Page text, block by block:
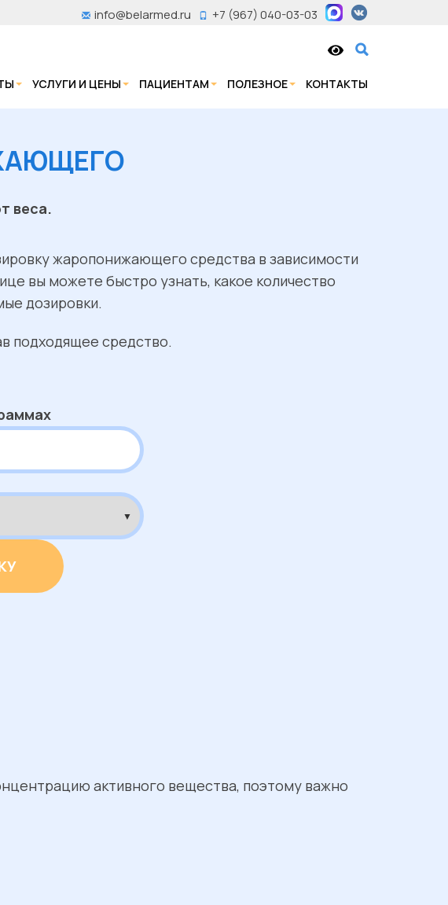
+7 (967) 040-03-03
info@belarmed.ru
УСЛУГИ И ЦЕНЫ ПАЦИЕНТАМ ПОЛЕЗНОЕ КОНТАКТЫ
веса.
жаропонижающего средства в зависимости
вы можете быстро узнать, какое количество
дозировки.
подходящее средство.
активного вещества, поэтому важно